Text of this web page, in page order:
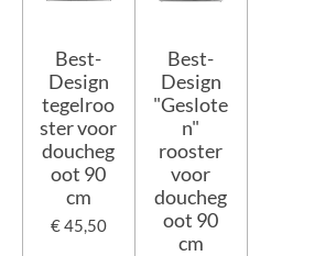
Best-
Design
tegelroo
ster voor
doucheg
oot 90
cm
€ 45,50
Best-
Design
"Geslote
n"
rooster
voor
doucheg
oot 90
cm